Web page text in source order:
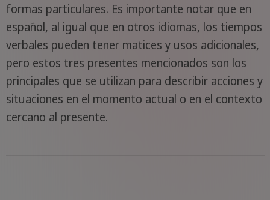
formas particulares. Es importante notar que en
español, al igual que en otros idiomas, los tiempos
verbales pueden tener matices y usos adicionales,
pero estos tres presentes mencionados son los
principales que se utilizan para describir acciones y
situaciones en el momento actual o en el contexto
cercano al presente.